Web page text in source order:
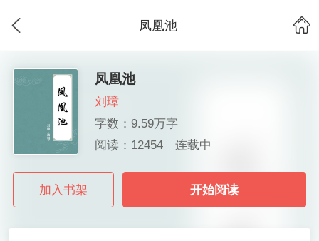
凤凰池
凤凰池
刘璋
字数：9.59万字
阅读：12454
连载中
加入书架 开始阅读